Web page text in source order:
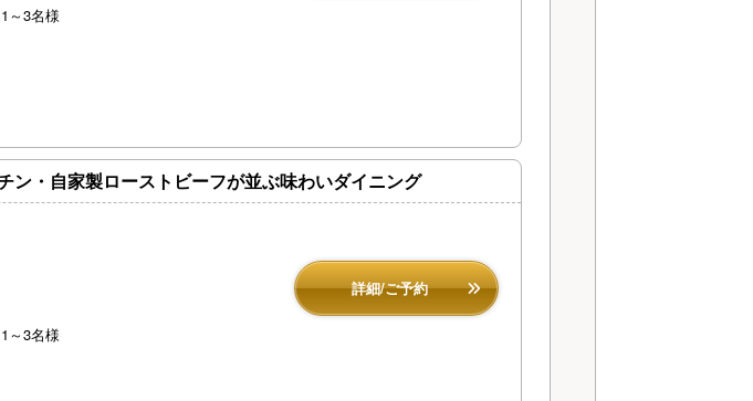
1～3名様
ン・自家製ローストビーフが並ぶ味わいダイニング
詳細/ご予約
1～3名様